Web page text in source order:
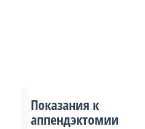
Показания к
аппендэктомии